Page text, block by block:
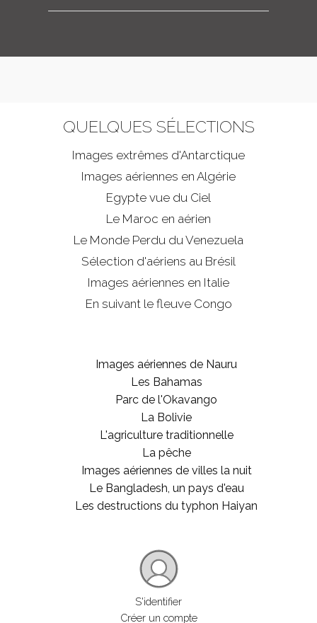
QUELQUES SÉLECTIONS
Images extrêmes d'Antarctique
Images aériennes en Algérie
Egypte vue du Ciel
Le Maroc en aérien
Le Monde Perdu du Venezuela
Sélection d'aériens au Brésil
Images aériennes en Italie
En suivant le fleuve Congo
Images aériennes de Nauru
Les Bahamas
Parc de l'Okavango
La Bolivie
L'agriculture traditionnelle
La pêche
Images aériennes de villes la nuit
Le Bangladesh, un pays d'eau
Les destructions du typhon Haiyan
S'identifier
Créer un compte